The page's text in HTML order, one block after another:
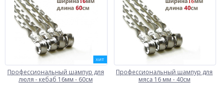
ХИТ
Профессиональный шампур для
люля - кебаб 16мм - 60см
Профессиональный шампур для
мяса 16 мм - 40см